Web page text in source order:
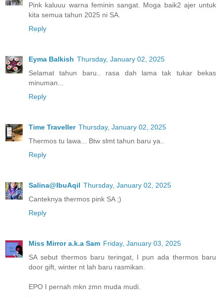
Pink kaluuu warna feminin sangat. Moga baik2 ajer untuk
kita semua tahun 2025 ni SA.
Reply
Eyma Balkish Thursday, January 02, 2025
Selamat tahun baru.. rasa dah lama tak tukar bekas
minuman...
Reply
Time Traveller Thursday, January 02, 2025
Thermos tu lawa... Btw slmt tahun baru ya..
Reply
Salina@IbuAqil Thursday, January 02, 2025
Canteknya thermos pink SA ;)
Reply
Miss Mirror a.k.a Sam Friday, January 03, 2025
SA sebut thermos baru teringat, I pun ada thermos baru
door gift, winter nt lah baru rasmikan.
EPO I pernah mkn zmn muda mudi.